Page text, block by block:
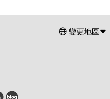
變更地區